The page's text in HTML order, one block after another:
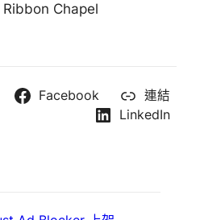
Ribbon Chapel
Facebook
連結
LinkedIn